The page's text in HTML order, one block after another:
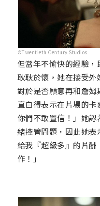
©Twentieth Century Studios
但當年不愉快的經驗
耿耿於懷，她在接受
對於是否願意再和詹
直白得表示在片場的
你們不敢置信！」她
緒控管問題，因此她
給我『超級多』的片
作！」